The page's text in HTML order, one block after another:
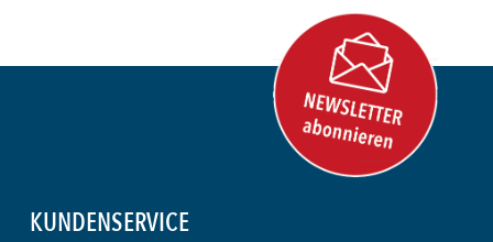
KUNDENSERVICE